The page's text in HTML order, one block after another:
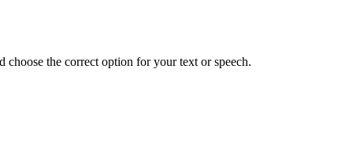
the correct option for your text or speech.